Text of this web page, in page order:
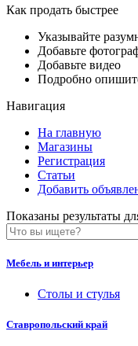
Как продать быстрее
Указывайте
Добавьте
Добавьте видео
Подробно
Навигация
На главную
Магазины
Регистрация
Статьи
Добавить
Показаны результаты
Мебель и интерьер
Столы и стулья
Ставропольский край